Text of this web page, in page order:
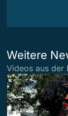
Weitere
Videos aus der